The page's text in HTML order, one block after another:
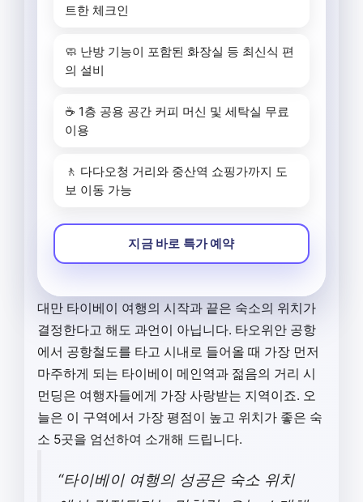
트한 체크인
🧼 난방 기능이 포함된 화장실 등 최신식 편
의 설비
☕ 1층 공용 공간 커피 머신 및 세탁실 무료
이용
🚶 다다오청 거리와 중산역 쇼핑가까지 도
보 이동 가능
지금 바로 특가 예약
대만 타이베이 여행의 시작과 끝은 숙소의 위치가
결정한다고 해도 과언이 아닙니다. 타오위안 공항
에서 공항철도를 타고 시내로 들어올 때 가장 먼저
마주하게 되는 타이베이 메인역과 젊음의 거리 시
먼딩은 여행자들에게 가장 사랑받는 지역이죠. 오
늘은 이 구역에서 가장 평점이 높고 위치가 좋은 숙
소 5곳을 엄선하여 소개해 드립니다.
“타이베이 여행의 성공은 숙소 위치